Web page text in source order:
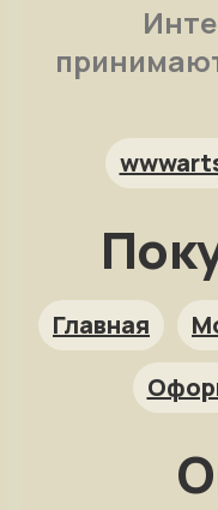
Главная
Арт-
ArtsShop.ru